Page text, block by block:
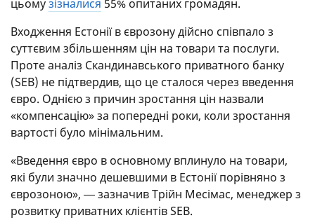
цьомузізналися 55% опитаних громадян.
Входження Естонії в єврозону дійсно співпало з
суттєвим збільшенням цін на товари та послуги.
Проте аналіз Скандинавського приватного банку
(SEB) не підтвердив, що це сталося через введення
євро. Однією з причин зростання цін назвали
«компенсацію» за попередні роки, коли зростання
вартості було мінімальним.
«Введення євро в основному вплинуло на товари,
які були значно дешевшими в Естонії порівняно з
єврозоною», ― зазначив Трійн Месімас, менеджер з
розвитку приватних клієнтів SEB.